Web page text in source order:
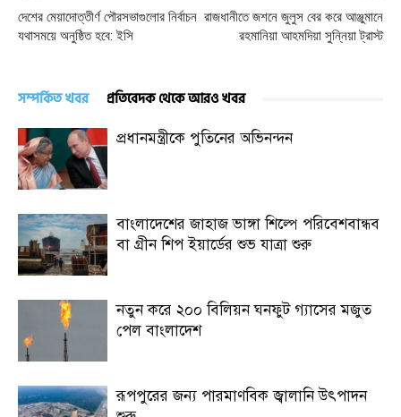
দেশের মেয়াদোত্তীর্ণ পৌরসভাগুলোর নির্বাচন
যথাসময়ে অনুষ্ঠিত হবে: ইসি
রাজধানীতে জশনে জুলুস বের করে আঞ্জুমানে
রহমানিয়া আহমদিয়া সুন্নিয়া ট্রাস্ট
সম্পর্কিত খবর প্রতিবেদক থেকে আরও খবর
প্রধানমন্ত্রীকে পুতিনের অভিনন্দন
বাংলাদেশের জাহাজ ভাঙ্গা শিল্পে পরিবেশবান্ধব
বা গ্রীন শিপ ইয়ার্ডের শুভ যাত্রা শুরু
নতুন করে ২০০ বিলিয়ন ঘনফুট গ্যাসের মজুত
পেল বাংলাদেশ
রূপপুরের জন্য পারমাণবিক জ্বালানি উৎপাদন